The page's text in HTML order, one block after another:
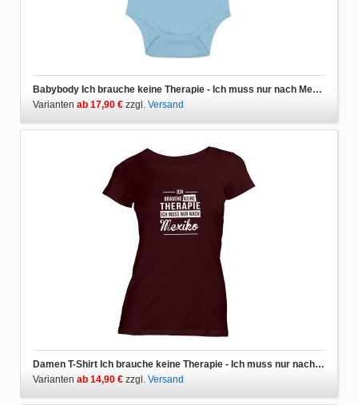
Babybody Ich brauche keine Therapie - Ich muss nur nach Mexiko
Varianten ab 17,90 € zzgl. Versand
Damen T-Shirt Ich brauche keine Therapie - Ich muss nur nach Mexiko
Varianten ab 14,90 € zzgl. Versand